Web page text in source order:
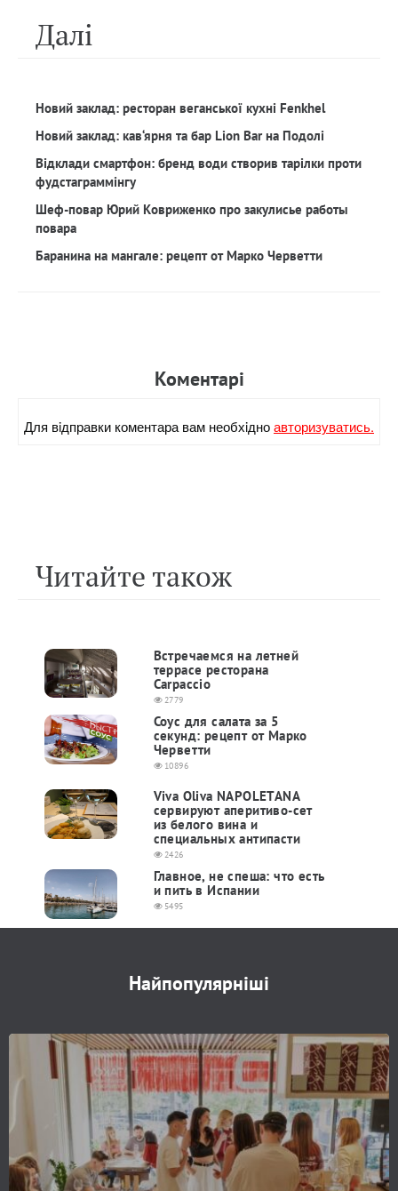
Далi
Новий заклад: ресторан веганської кухні Fenkhel
Новий заклад: кав‘ярня та бар Lion Bar на Подолі
Відклади смартфон: бренд води створив тарілки проти
фудстаграммінгу
Шеф-повар Юрий Ковриженко про закулисье работы
повара
Баранина на мангале: рецепт от Марко Черветти
Коментарi
Для вiдправки коментара вам необхiдноавторизуватись.
Читайте також
Встречаемся на летней
террасе ресторана
Carpaccio
2779
Соус для салата за 5
секунд: рецепт от Марко
Черветти
10896
Viva Oliva NAPOLETANA
сервируют аперитиво-сет
из белого вина и
специальных антипасти
2426
Главное, не спеша: что есть
и пить в Испании
5495
Найпопулярніші